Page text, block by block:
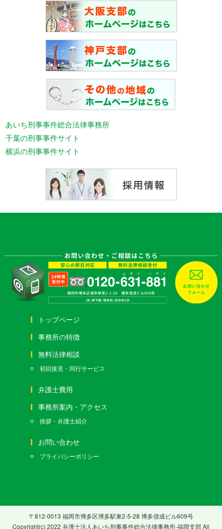
あいち刑事事件総合法律事務所
千葉の刑事事件サイト
横浜の刑事事件サイト
トップページ
事務所の特徴
無料法律相談
初回接見・同行サービス
弁護士費用
事務所案内・アクセス
挨拶・弁護士紹介
お問い合わせ
プライバシーポリシー
〒812-0013 福岡市博多区博多駅東2-5-28 博多偕成ビル609号
Copyright(c) 2022 弁護士法人あいち刑事事件総合法律事務所-福岡支部 All